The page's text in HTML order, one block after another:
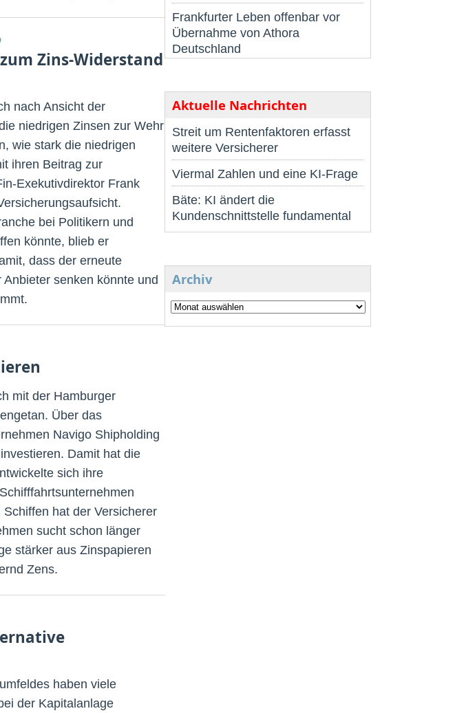
Zins-Widerstand
nach Ansicht der
niedrigen Zinsen zur Wehr
wie stark die niedrigen
ihren Beitrag zur
Exekutivdirektor Frank
bei Politikern und
könnte, blieb er
dass der erneute
senken könnte und
mit der Hamburger
Über das
Navigo Shipholding
Damit hat die
sich ihre
hat der Versicherer
sucht schon länger
stärker aus Zinspapieren
Zens.
haben viele
der Kapitalanlage
Frankfurter Leben offenbar vor
Übernahme von Athora
Deutschland
Aktuelle Nachrichten
Streit um Rentenfaktoren erfasst
weitere Versicherer
Viermal Zahlen und eine KI-Frage
Bäte: KI ändert die
Kundenschnittstelle fundamental
Archiv